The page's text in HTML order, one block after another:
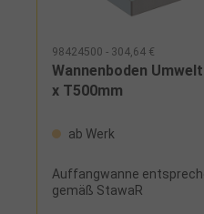
98424500 - 304,64 €
Wannenboden
x T500mm
ab Werk
Auffangwanne
gemäß StawaR